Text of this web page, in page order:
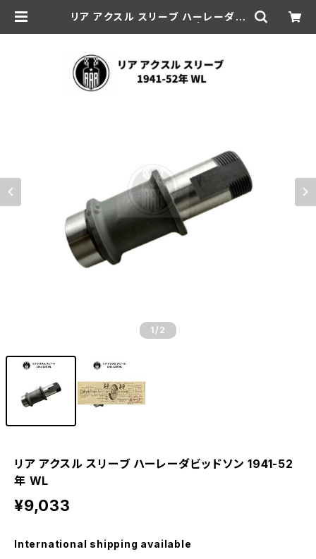
リア アクスル スリーブ ハーレーダビ
1 /2
リア アクスル スリーブ ハーレーダビッドソン 1941-52
年 WL
¥9,033
International shipping available